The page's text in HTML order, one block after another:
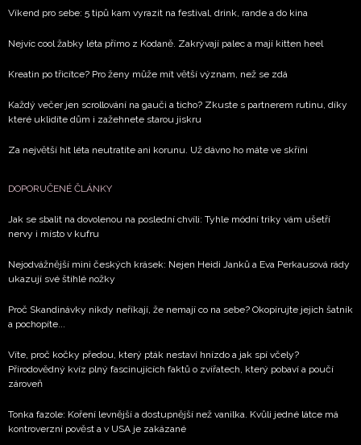
Víkend pro sebe: 5 tipů kam vyrazit na festival, drink, rande a do kina
Nejvíc cool žabky léta přímo z Kodaně. Zakrývají palec a mají kitten heel
Kreatin po třicítce? Pro ženy může mít větší význam, než se zdá
Každý večer jen scrollování na gauči a ticho? Zkuste s partnerem rutinu, díky
které uklidíte dům i zažehnete starou jiskru
Za největší hit léta neutratíte ani korunu. Už dávno ho máte ve skříni
DOPORUČENÉ ČLÁNKY
Jak se sbalit na dovolenou na poslední chvíli: Tyhle módní triky vám ušetří
nervy i místo v kufru
Nejodvážnější mini českých krásek: Nejen Heidi Janků a Eva Perkausová rády
ukazují své štíhlé nožky
Proč Skandinávky nikdy neříkají, že nemají co na sebe? Okopírujte jejich šatník
a pochopíte...
Víte, proč kočky předou, který pták nestaví hnízdo a jak spí včely?
Přírodovědný kvíz plný fascinujících faktů o zvířatech, který pobaví a poučí
zároveň
Tonka fazole: Koření levnější a dostupnější než vanilka. Kvůli jedné látce má
kontroverzní pověst a v USA je zakázané